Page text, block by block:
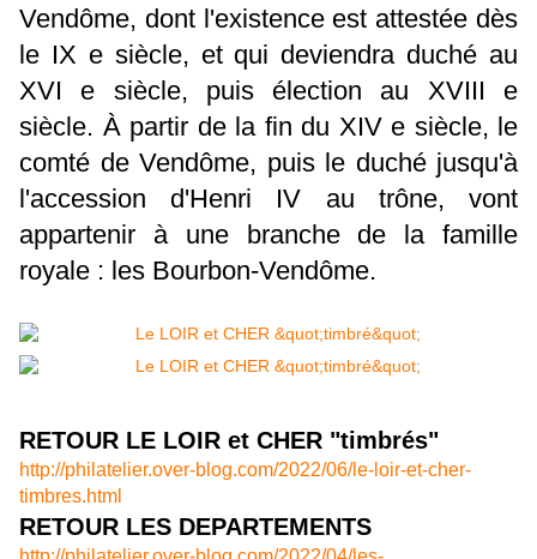
Vendôme, dont l'existence est attestée dès
le IX e siècle, et qui deviendra duché au
XVI e siècle, puis élection au XVIII e
siècle. À partir de la fin du XIV e siècle, le
comté de Vendôme, puis le duché jusqu'à
l'accession d'Henri IV au trône, vont
appartenir à une branche de la famille
royale : les Bourbon-Vendôme.
RETOUR LE LOIR et CHER "timbrés"
http://philatelier.over-blog.com/2022/06/le-loir-et-cher-
timbres.html
RETOUR LES DEPARTEMENTS